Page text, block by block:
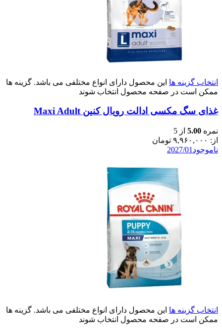
انتخاب گزینه ها این محصول دارای انواع مختلفی می باشد. گزینه ها
ممکن است در صفحه محصول انتخاب شوند
غذای سگ مکسی ادالت رویال کنین Maxi Adult
نمره 5.00 از 5
از: ۹,۹۶۰,۰۰۰ تومان
ناموجود 2027/01
انتخاب گزینه ها این محصول دارای انواع مختلفی می باشد. گزینه ها
ممکن است در صفحه محصول انتخاب شوند